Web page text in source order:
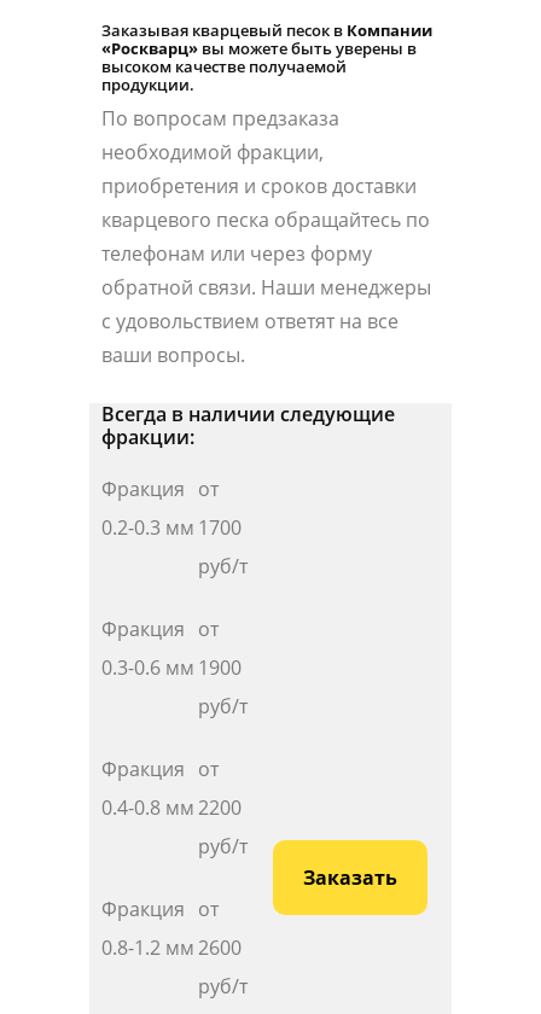
Заказывая кварцевый песок в Компании
«Роскварц» вы можете быть уверены в
высоком качестве получаемой
продукции.
По вопросам предзаказа
необходимой фракции,
приобретения и сроков доставки
кварцевого песка обращайтесь по
телефонам или через форму
обратной связи. Наши менеджеры
с удовольствием ответят на все
ваши вопросы.
Всегда в наличии следующие
фракции:
Фракция
0.2-0.3 мм
от
1700
руб/т
Заказать
Фракция
0.3-0.6 мм
от
1900
руб/т
Фракция
0.4-0.8 мм
от
2200
руб/т
Фракция
0.8-1.2 мм
от
2600
руб/т